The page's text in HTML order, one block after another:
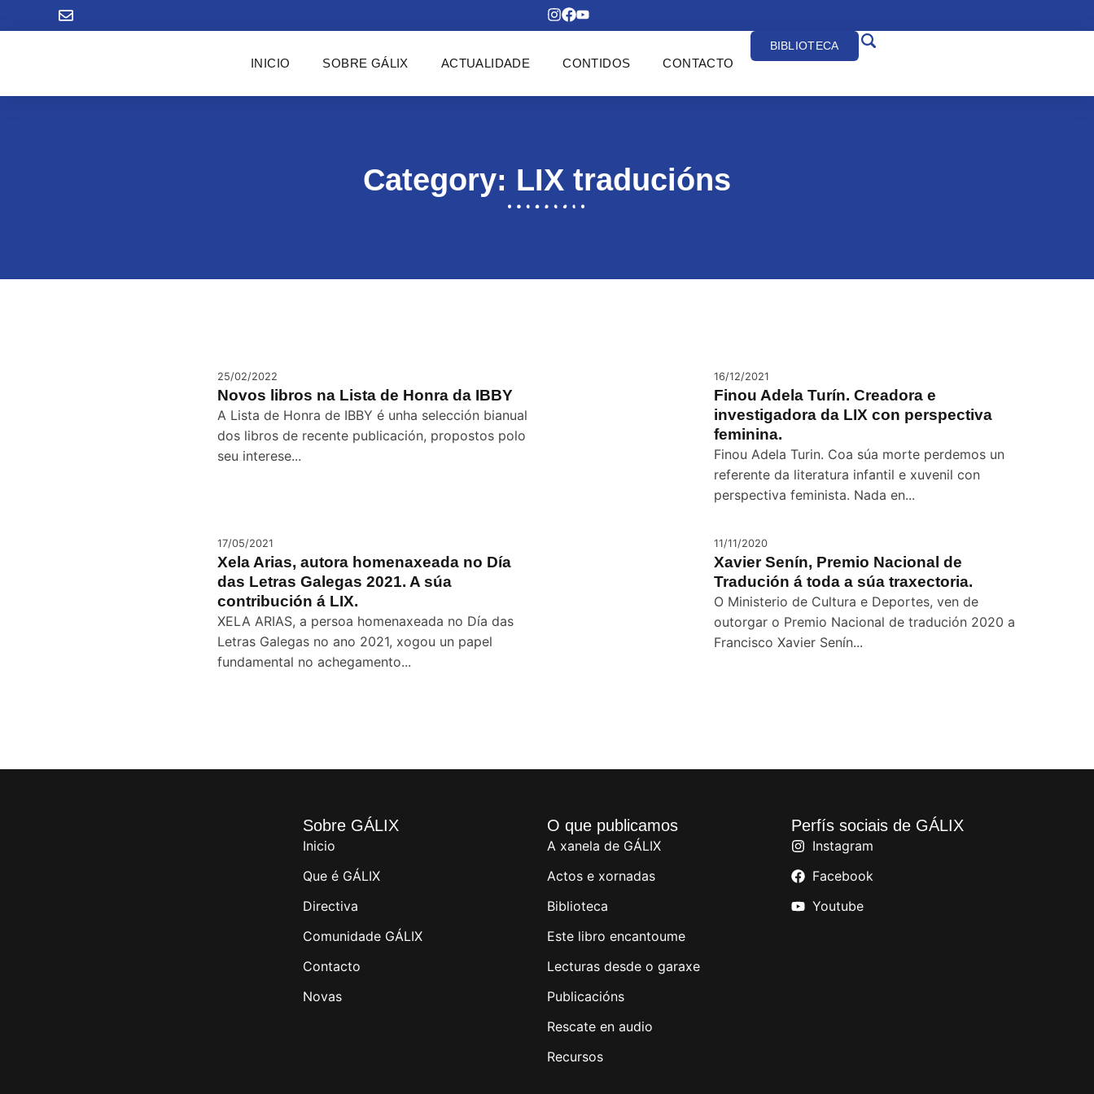
INICIO SOBRE GÁLIX ACTUALIDADE CONTIDOS CONTACTO
BIBLIOTECA
Category: LIX traducións
25/02/2022
Novos libros na Lista de Honra da IBBY
A Lista de Honra de IBBY é unha selección bianual
dos libros de recente publicación, propostos polo
seu interese...
16/12/2021
Finou Adela Turín. Creadora e
investigadora da LIX con perspectiva
feminina.
Finou Adela Turin. Coa súa morte perdemos un
referente da literatura infantil e xuvenil con
perspectiva feminista. Nada en...
17/05/2021
Xela Arias, autora homenaxeada no Día
das Letras Galegas 2021. A súa
contribución á LIX.
XELA ARIAS, a persoa homenaxeada no Día das
Letras Galegas no ano 2021, xogou un papel
fundamental no achegamento...
11/11/2020
Xavier Senín, Premio Nacional de
Tradución á toda a súa traxectoria.
O Ministerio de Cultura e Deportes, ven de
outorgar o Premio Nacional de tradución 2020 a
Francisco Xavier Senín...
Sobre GÁLIX
Inicio
Que é GÁLIX
Directiva
Comunidade GÁLIX
Contacto
Novas
O que publicamos
A xanela de GÁLIX
Actos e xornadas
Biblioteca
Este libro encantoume
Lecturas desde o garaxe
Publicacións
Rescate en audio
Recursos
Perfís sociais de GÁLIX
Instagram
Facebook
Youtube